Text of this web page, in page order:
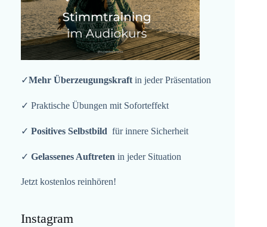
✓Mehr Überzeugungskraft in jeder Präsentation
✓ Praktische Übungen mit Soforteffekt
✓ Positives Selbstbild für innere Sicherheit
✓ Gelassenes Auftreten in jeder Situation
Jetzt kostenlos reinhören!
Instagram